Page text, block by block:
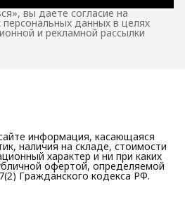
вы даете согласие на
данных в целях
и рекламной рассылки
информация, касающаяся
наличия на складе, стоимости
характер и ни при каких
офертой, определяемой
Гражданского кодекса РФ.